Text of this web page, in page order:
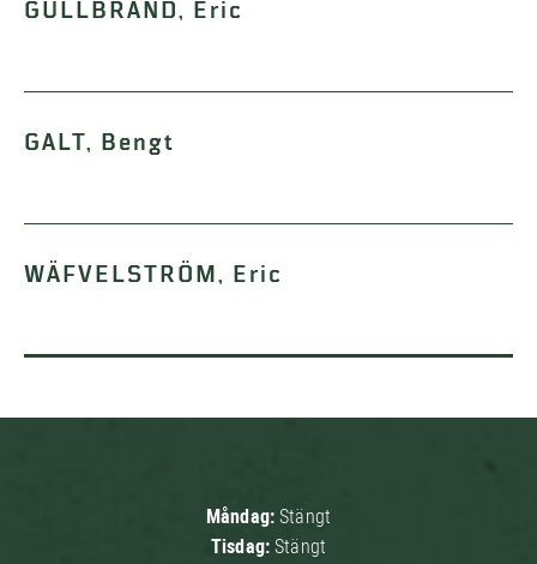
GULLBRAND, Eric
GALT, Bengt
WÄFVELSTRÖM, Eric
Måndag:Stängt
Tisdag:Stängt